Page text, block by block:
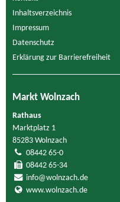
Inhaltsverzeichnis
Impressum
Datenschutz
Erklärung zur Barrierefreiheit
Markt Wolnzach
Rathaus
Marktplatz 1
85283 Wolnzach
08442 65-0
08442 65-34
info@wolnzach.de
www.wolnzach.de